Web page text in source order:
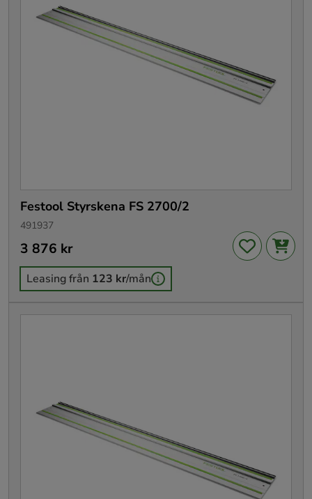
Festool Styrskena FS 2700/2
491937
Pris:3 876 kr
3 876 kr
Leasing från 123 kr/mån